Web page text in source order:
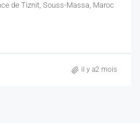
de Tiznit, Souss-Massa, Maroc
il y a2 mois